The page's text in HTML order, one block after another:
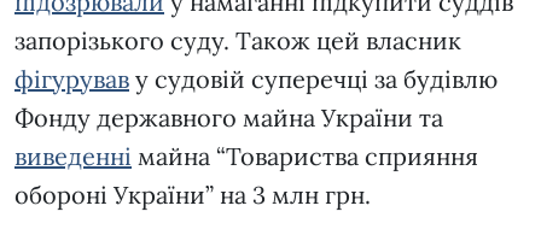
запорізького суду. Також цей власник
фігурував у судовій суперечці за будівлю
Фонду державного майна України та
виведенні майна “Товариства сприяння
обороні України” на 3 млн грн.